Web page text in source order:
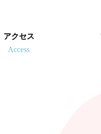
アクセス